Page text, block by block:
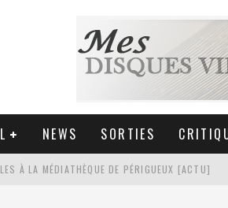
NEWS SORTIES
À LA MÉDIATHÈQUE DE PÉRIGUEUX [ACTU]